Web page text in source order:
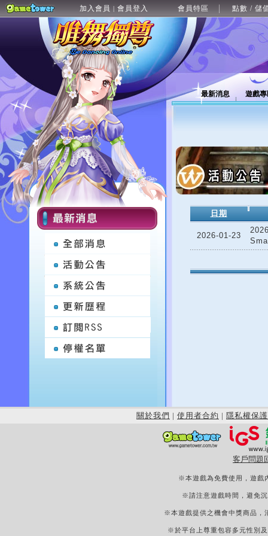
加入會員 | 會員登入 會員特區 點數 / 儲
最新消息 遊戲
日期
2026-01-23
關於我們 | 使用者合約 | 隱私權保護
客戶問題
※本遊戲為免費使用，遊戲
※請注意遊戲時間，避免
※本遊戲提供之機會中獎商品，
※於平台上尊重包容多元性別